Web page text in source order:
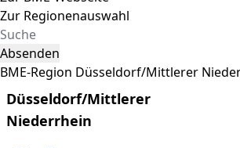
Zur Regionenauswahl
Absenden
BME-Region Düsseldorf/Mittlerer
Düsseldorf/Mittlerer
Niederrhein